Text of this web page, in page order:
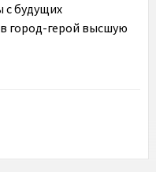
с будущих
город-герой высшую